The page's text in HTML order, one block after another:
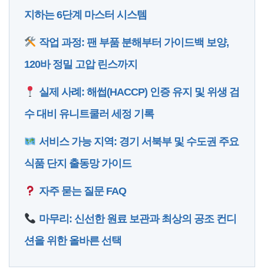
지하는 6단계 마스터 시스템
작업 과정: 팬 부품 분해부터 가이드백 보양,
120바 정밀 고압 린스까지
실제 사례: 해썹(HACCP) 인증 유지 및 위생 검
수 대비 유니트쿨러 세정 기록
서비스 가능 지역: 경기 서북부 및 수도권 주요
식품 단지 출동망 가이드
자주 묻는 질문 FAQ
마무리: 신선한 원료 보관과 최상의 공조 컨디
션을 위한 올바른 선택